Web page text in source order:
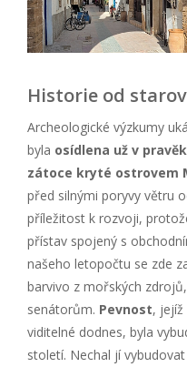
Historie od
Archeologické výzkumy
byla osídlena už v
zátoce kryté ostrovem
před silnými poryvy větru
příležitost k rozvoji,
přístav spojený s
našeho letopočtu se zde
barvivo z mořských
senátorům. Pevnost,
viditelné dodnes, byla
století. Nechal jí